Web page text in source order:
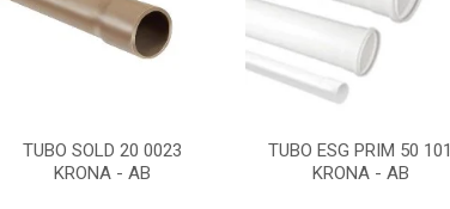
TUBO SOLD 20 0023
KRONA - AB
TUBO ESG PRIM 50 101
KRONA - AB